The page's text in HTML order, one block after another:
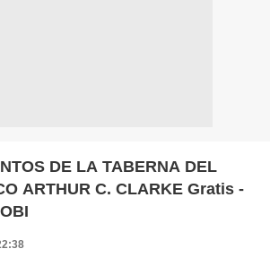
DE LA TABERNA DEL
ARTHUR C. CLARKE Gratis -